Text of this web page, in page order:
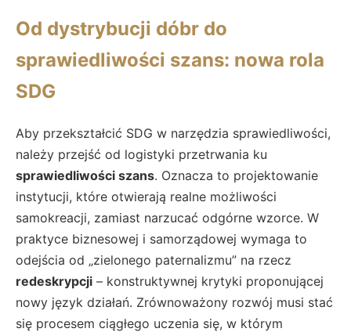
Od dystrybucji dóbr do
sprawiedliwości szans: nowa rola
SDG
Aby przekształcić SDG w narzędzia sprawiedliwości,
należy przejść od logistyki przetrwania ku
sprawiedliwości szans. Oznacza to projektowanie
instytucji, które otwierają realne możliwości
samokreacji, zamiast narzucać odgórne wzorce. W
praktyce biznesowej i samorządowej wymaga to
odejścia od „zielonego paternalizmu” na rzecz
redeskrypcji – konstruktywnej krytyki proponującej
nowy język działań. Zrównoważony rozwój musi stać
się procesem ciągłego uczenia się, w którym